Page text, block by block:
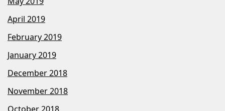
April 2019
February 2019
January 2019
December 2018
November 2018
October 2018